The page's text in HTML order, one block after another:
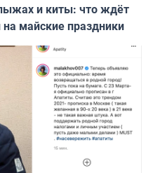
и киты: что ждёт
майские праздники